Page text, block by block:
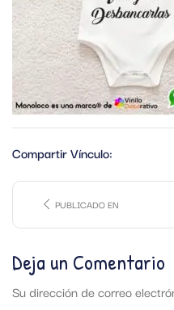
Compartir Vínculo:
PUBLICADO EN
Deja un Comentario
Su dirección de correo